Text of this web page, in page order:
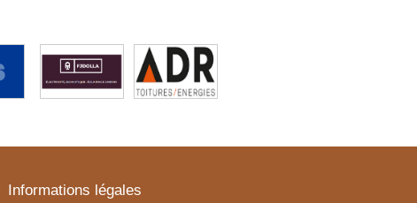
Informations légales